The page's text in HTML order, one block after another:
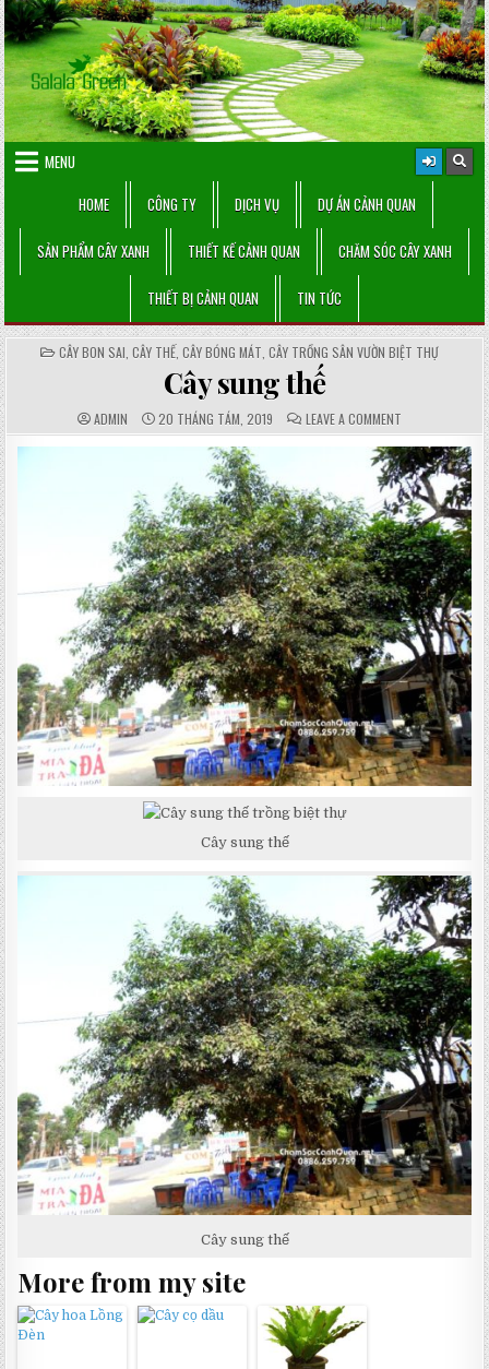
Skip
to
content
MENU
HOME
CÔNG TY DỊCH VỤ DỰ ÁN CẢNH QUAN
SẢN PHẨM CÂY XANH THIẾT KẾ CẢNH QUAN CHĂM SÓC CÂY XANH
THIẾT BỊ CẢNH QUAN TIN TỨC
POSTED
IN
CÂY BON SAI, CÂY THẾ, CÂY BÓNG MÁT CÂY TRỒNG SÂN VƯỜN BIỆT THỰ
Cây sung thế
AUTHOR:
ADMIN PUBLISHED
DATE:
20 THÁNG TÁM, 2019 COMMENTS:
LEAVE A COMMENTON
CÂY
SUNG
THẾ
Cây sung thế
Cây sung thế
More from my site